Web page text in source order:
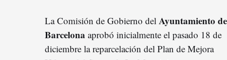
La Comisión de Gobierno del Ayuntamiento de
Barcelona aprobó inicialmente el pasado 18 de
diciembre la reparcelación del Plan de Mejora